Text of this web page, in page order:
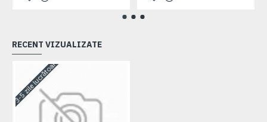
RECENT VIZUALIZATE
3-5 zile lucrătoare